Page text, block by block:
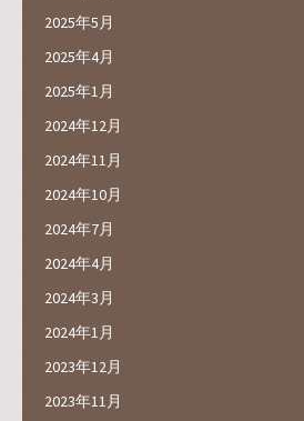
2025年5月
2025年4月
2025年1月
2024年12月
2024年11月
2024年10月
2024年7月
2024年4月
2024年3月
2024年1月
2023年12月
2023年11月